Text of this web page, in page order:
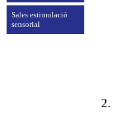
Sales estimulació
sensorial